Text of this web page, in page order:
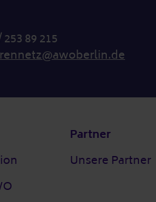
89 215
Partner
Unsere Partner